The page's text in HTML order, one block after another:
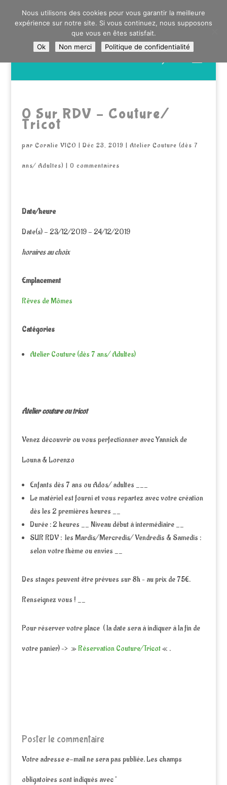
0603176412 - RDV CHEZ SO WATT À SAINT ANDRÉ OU
DANS LA MÉTROPOLE LILLOISE
CRAIENCO@GMAIL.COM
produits
0 Sur RDV – Couture/
Tricot
par Coralie VICO | Déc 23, 2019 | Atelier Couture (dès 7
ans/ Adultes) | 0 commentaires
Date/heure
Date(s) - 23/12/2019 - 24/12/2019
horaires au choix
Emplacement
Rêves de Mômes
Catégories
Atelier Couture (dès 7 ans/ Adultes)
Atelier couture ou tricot
Venez découvrir ou vous perfectionner avec Yannick de
Louna & Lorenzo
Enfants dès 7 ans ou Ados/ adultes ___
Le matériel est fourni et vous repartez avec votre création
dès les 2 premières heures __
Durée : 2 heures __ Niveau début à intermédiaire __
SUR RDV : les Mardis/Mercredis/ Vendredis & Samedis :
selon votre thème ou envies __
Des stages peuvent être prévues sur 8h – au prix de 75€.
Renseignez vous ! __
Pour réserver votre place ( la date sera à indiquer à la fin de
votre panier) –> »Réservation Couture/Tricot« .
Poster le commentaire
Votre adresse e-mail ne sera pas publiée.Les champs
obligatoires sont indiqués avec*
Nous utilisons des cookies pour vous garantir la meilleure
expérience sur notre site. Si vous continuez, nous supposons
que vous en êtes satisfait.
Ok
Non merci Politique de confidentialité